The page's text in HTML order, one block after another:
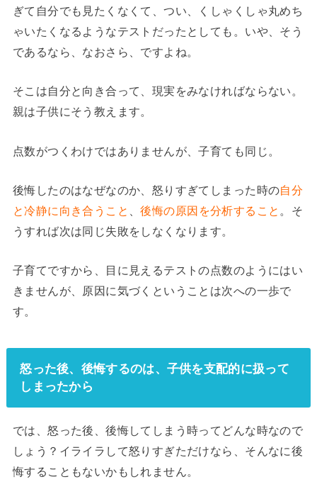
ぎて自分でも見たくなくて、つい、くしゃくしゃ丸めち
ゃいたくなるようなテストだったとしても。いや、そう
であるなら、なおさら、ですよね。
そこは自分と向き合って、現実をみなければならない。
親は子供にそう教えます。
点数がつくわけではありませんが、子育ても同じ。
後悔したのはなぜなのか、怒りすぎてしまった時の自分
と冷静に向き合うこと
、後悔の原因を分析すること 。そ
うすれば次は同じ失敗をしなくなります。
子育てですから、目に見えるテストの点数のようにはい
きませんが、原因に気づくということは次への一歩で
す。
怒った後、後悔するのは、子供を支配的に扱って
しまったから
では、怒った後、後悔してしまう時ってどんな時なので
しょう？イライラして怒りすぎただけなら、そんなに後
悔することもないかもしれません。